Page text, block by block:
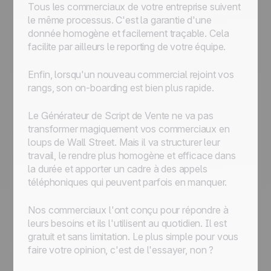
Tous les commerciaux de votre entreprise suivent
le même processus. C'est la garantie d'une
donnée homogène et facilement traçable. Cela
facilite par ailleurs le reporting de votre équipe.
Enfin, lorsqu'un nouveau commercial rejoint vos
rangs, son on-boarding est bien plus rapide.
Le Générateur de Script de Vente ne va pas
transformer magiquement vos commerciaux en
loups de Wall Street. Mais il va structurer leur
travail, le rendre plus homogène et efficace dans
la durée et apporter un cadre à des appels
téléphoniques qui peuvent parfois en manquer.
Nos commerciaux l'ont conçu pour répondre à
leurs besoins et ils l'utilisent au quotidien. Il est
gratuit et sans limitation. Le plus simple pour vous
faire votre opinion, c'est de l'essayer, non ?